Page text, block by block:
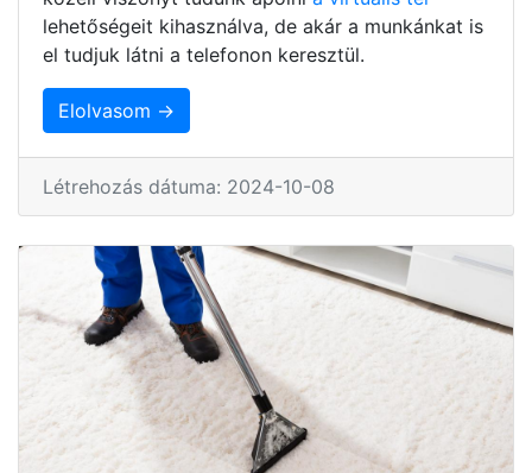
lehetőségeit kihasználva, de akár a munkánkat is
el tudjuk látni a telefonon keresztül.
Elolvasom →
Létrehozás dátuma: 2024-10-08